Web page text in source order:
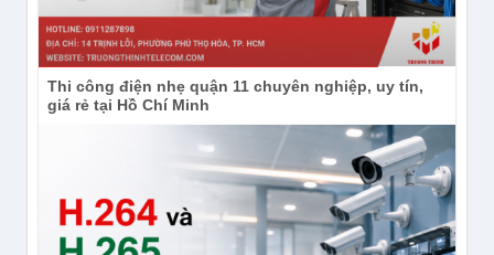
Thi công điện nhẹ quận 11 chuyên nghiệp, uy tín,
giá rẻ tại Hồ Chí Minh